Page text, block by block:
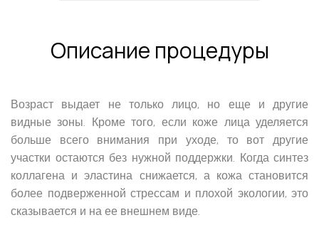
Описание процедуры
Возраст выдает не только лицо, но еще и другие
видные зоны. Кроме того, если коже лица уделяется
больше всего внимания при уходе, то вот другие
участки остаются без нужной поддержки. Когда синтез
коллагена и эластина снижается, а кожа становится
более подверженной стрессам и плохой экологии, это
сказывается и на ее внешнем виде.